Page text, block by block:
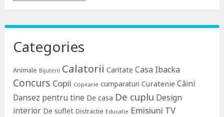
Categories
Animale Bijuterii Calatorii Caritate Casa Ibacka
Concurs Copii Copilarie cumparaturi Curatenie Câini
Dansez pentru tine De casa De cuplu Design
interior De suflet Distractie Educatie Emisiuni TV